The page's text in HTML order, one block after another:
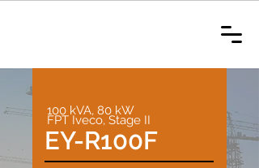
100 kVA, 80 kW
FPT Iveco, Stage II
EY-R100F